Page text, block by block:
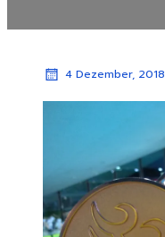
4 Dezember, 2018